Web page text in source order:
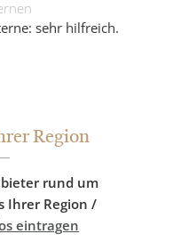
sehr hilfreich.
Region
rund um
Ihrer Region /
eintragen